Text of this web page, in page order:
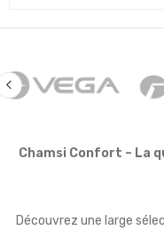
Chamsi Confort – La
Découvrez une large